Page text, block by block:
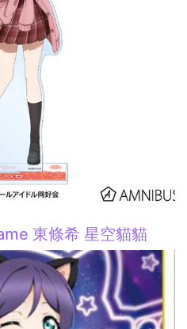
東條希 星空貓貓